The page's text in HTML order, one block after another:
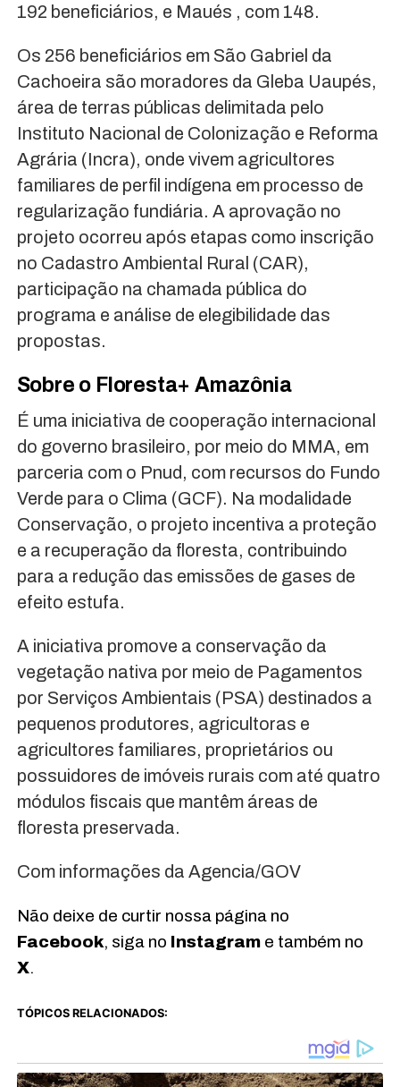
192 beneficiários, e Maués , com 148.
Os 256 beneficiários em São Gabriel da
Cachoeira são moradores da Gleba Uaupés,
área de terras públicas delimitada pelo
Instituto Nacional de Colonização e Reforma
Agrária (Incra), onde vivem agricultores
familiares de perfil indígena em processo de
regularização fundiária. A aprovação no
projeto ocorreu após etapas como inscrição
no Cadastro Ambiental Rural (CAR),
participação na chamada pública do
programa e análise de elegibilidade das
propostas.
Sobre o Floresta+ Amazônia
É uma iniciativa de cooperação internacional
do governo brasileiro, por meio do MMA, em
parceria com o Pnud, com recursos do Fundo
Verde para o Clima (GCF). Na modalidade
Conservação, o projeto incentiva a proteção
e a recuperação da floresta, contribuindo
para a redução das emissões de gases de
efeito estufa.
A iniciativa promove a conservação da
vegetação nativa por meio de Pagamentos
por Serviços Ambientais (PSA) destinados a
pequenos produtores, agricultoras e
agricultores familiares, proprietários ou
possuidores de imóveis rurais com até quatro
módulos fiscais que mantêm áreas de
floresta preservada.
Com informações da Agencia/GOV
Não deixe de curtir nossa página no
Facebook, siga no Instagrame também no
X.
TÓPICOS RELACIONADOS: